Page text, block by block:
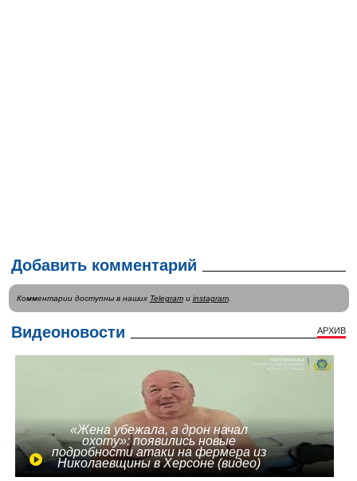
Добавить комментарий
Комментарии доступны в наших Telegramи instagram.
Видеоновости АРХИВ
«Жена убежала, а дрон начал
охоту»: появились новые
подробности атаки на фермера из
Николаевщины в Херсоне (видео)